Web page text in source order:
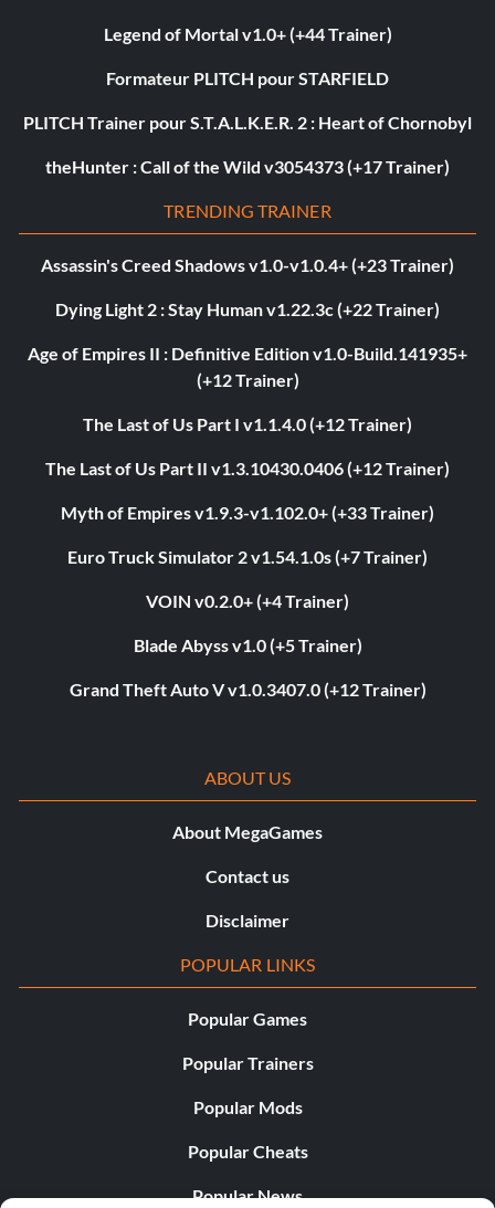
Legend of Mortal v1.0+ (+44 Trainer)
Formateur PLITCH pour STARFIELD
PLITCH Trainer pour S.T.A.L.K.E.R. 2 : Heart of Chornobyl
theHunter : Call of the Wild v3054373 (+17 Trainer)
TRENDING TRAINER
Assassin's Creed Shadows v1.0-v1.0.4+ (+23 Trainer)
Dying Light 2 : Stay Human v1.22.3c (+22 Trainer)
Age of Empires II : Definitive Edition v1.0-Build.141935+
(+12 Trainer)
The Last of Us Part I v1.1.4.0 (+12 Trainer)
The Last of Us Part II v1.3.10430.0406 (+12 Trainer)
Myth of Empires v1.9.3-v1.102.0+ (+33 Trainer)
Euro Truck Simulator 2 v1.54.1.0s (+7 Trainer)
VOIN v0.2.0+ (+4 Trainer)
Blade Abyss v1.0 (+5 Trainer)
Grand Theft Auto V v1.0.3407.0 (+12 Trainer)
ABOUT US
About MegaGames
Contact us
Disclaimer
POPULAR LINKS
Popular Games
Popular Trainers
Popular Mods
Popular Cheats
Popular News